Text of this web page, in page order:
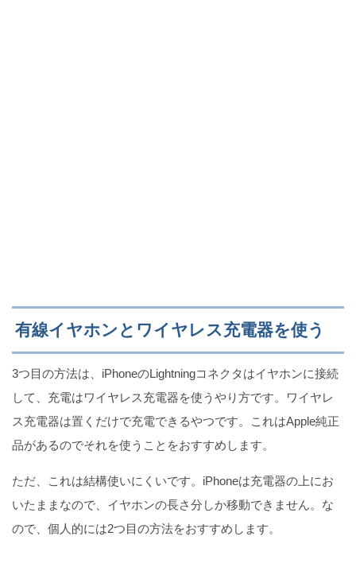
有線イヤホンとワイヤレス充電器を使う
3つ目の方法は、iPhoneのLightningコネクタはイヤホンに接続
して、充電はワイヤレス充電器を使うやり方です。ワイヤレ
ス充電器は置くだけで充電できるやつです。これはApple純正
品があるのでそれを使うことをおすすめします。
ただ、これは結構使いにくいです。iPhoneは充電器の上にお
いたままなので、イヤホンの長さ分しか移動できません。な
ので、個人的には2つ目の方法をおすすめします。